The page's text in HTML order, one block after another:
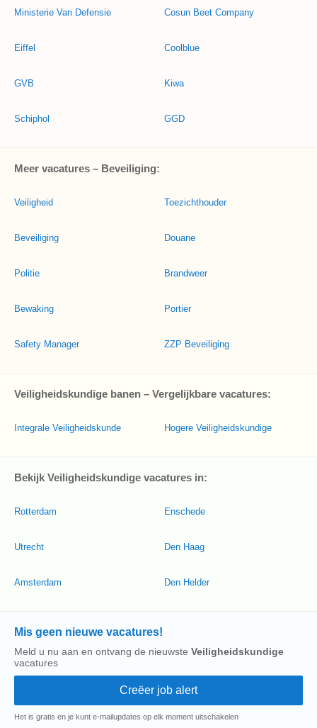
Ministerie Van Defensie
Eiffel
GVB
Schiphol
Cosun Beet Company
Coolblue
Kiwa
GGD
Meer vacatures – Beveiliging:
Veiligheid
Beveiliging
Politie
Bewaking
Safety Manager
Toezichthouder
Douane
Brandweer
Portier
ZZP Beveiliging
Veiligheidskundige banen – Vergelijkbare vacatures:
Integrale Veiligheidskunde Hogere Veiligheidskundige
Bekijk Veiligheidskundige vacatures in:
Rotterdam
Utrecht
Amsterdam
Enschede
Den Haag
Den Helder
Mis geen nieuwe vacatures!
Meld u nu aan en ontvang de nieuwste Veiligheidskundige
vacatures
Het is gratis en je kunt e-mailupdates op elk moment uitschakelen